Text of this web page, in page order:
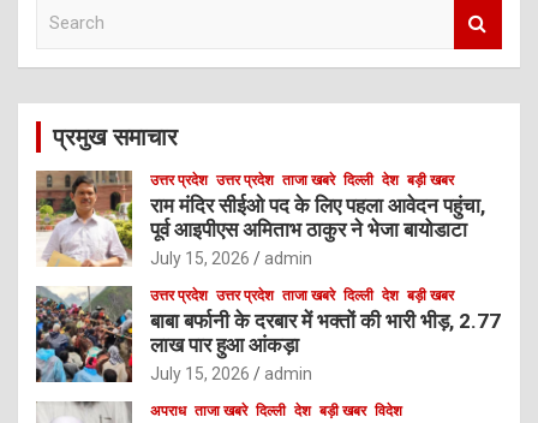
c
प्रमुख समाचार
उत्तर प्रदेश उत्तर प्रदेश ताजा खबरे दिल्ली देश बड़ी खबर
राम मंदिर सीईओ पद के लिए पहला आवेदन पहुंचा,
पूर्व आइपीएस अमिताभ ठाकुर ने भेजा बायोडाटा
July 15, 2026 admin
उत्तर प्रदेश उत्तर प्रदेश ताजा खबरे दिल्ली देश बड़ी खबर
बाबा बर्फानी के दरबार में भक्तों की भारी भीड़, 2.77
लाख पार हुआ आंकड़ा
July 15, 2026 admin
अपराध ताजा खबरे दिल्ली देश बड़ी खबर विदेश